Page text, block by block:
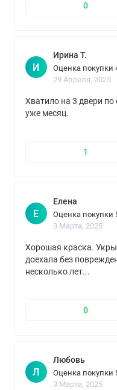
0
И
Ирина Т.
Оценка покупки
29 Апреля, 2025
Хватило на 3 двери по
уже месяц.
1
Е
Елена
Оценка покупки
3 Марта, 2025
Хорошая краска.
доехала без
несколько лет...
0
Л
Любовь
Оценка покупки
3 Марта, 2025